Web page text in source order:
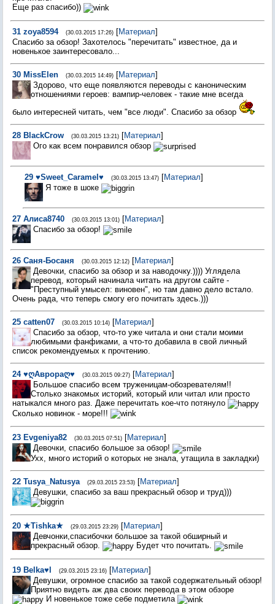
Еще раз спасибо))
31 zoya8594 (30.03.2015 17:26) [Материал]
Спасибо за обзор! Захотелось "перечитать" известное, да и
новенькое заинтересовало...
30 MissElen (30.03.2015 14:49) [Материал]
Здорово, что еще появляются переводы с каноническим
отношениями героев: вампир-человек - такие мне всегда
было интересней читать, чем "все люди". Спасибо за обзор
28 BlackCrow (30.03.2015 13:21) [Материал]
Ого как всем понравился обзор
29 ♥Sweet_Caramel♥ (30.03.2015 13:47) [Материал]
Я тоже в шоке
27 Алиса8740 (30.03.2015 13:01) [Материал]
Спасибо за обзор!
26 Саня-Босаня (30.03.2015 12:12) [Материал]
Девочки, спасибо за обзор и за наводочку.)))) Углядела
перевод, который начинала читать на другом сайте -
"Преступный умысел: виновен", но там давно дело встало.
Очень рада, что теперь смогу его почитать здесь.)))
25 catten07 (30.03.2015 10:14) [Материал]
Спасибо за обзор, что-то уже читала и они стали моими
любимыми фанфиками, а что-то добавила в свой личный
список рекомендуемых к прочтению.
24 ♥ღАврораღ♥ (30.03.2015 09:27) [Материал]
Большое спасибо всем труженицам-обозревателям!!
Столько знакомых историй, который или читал или просто
натыкался много раз. Даже перечитать кое-что потянуло
Сколько новинок - море!!!
23 Evgeniya82 (30.03.2015 07:51) [Материал]
Девочки, спасибо большое за обзор!
Ухх, много историй о которых не знала, утащила в закладки)
22 Tusya_Natusya (29.03.2015 23:53) [Материал]
Девушки, спасибо за ваш прекрасный обзор и труд)))
20 ★Tishka★ (29.03.2015 23:29) [Материал]
Девчонки,спасибочки большое за такой обширный и
прекрасный обзор.
Будет что почитать.
19 Belka♥l (29.03.2015 23:16) [Материал]
Девушки, огромное спасибо за такой содержательный обзор!
Приятно видеть аж два своих перевода в этом обзоре
И новенькое тоже себе подметила